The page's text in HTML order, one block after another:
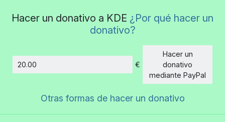
Hacer un donativo a KDE ¿Por qué hacer un
donativo?
Cantidad
€
Hacer un
donativo
mediante PayPal
Otras formas de hacer un donativo